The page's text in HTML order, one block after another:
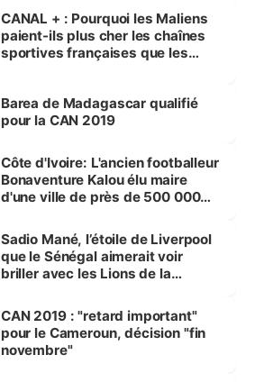
en Côte d'Ivoire
CANAL + : Pourquoi les Maliens
paient-ils plus cher les chaînes
sportives françaises que les
Barea de Madagascar qualifié
pour la CAN 2019
Côte d'Ivoire: L'ancien footballeur
Bonaventure Kalou élu maire
d'une ville de près de 500 000
Sadio Mané, l’étoile de Liverpool
que le Sénégal aimerait voir
briller avec les Lions de la
CAN 2019 : "retard important"
pour le Cameroun, décision "fin
novembre"